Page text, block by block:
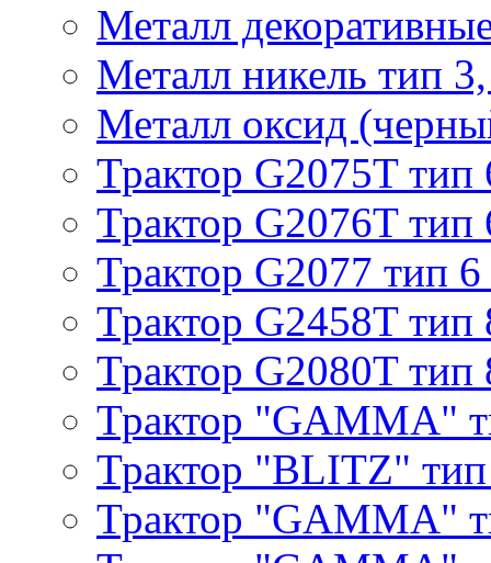
Металл
Металл никель тип
Металл оксид
Трактор G2075T тип
Трактор G2076T тип
Трактор G2077 тип 6
Трактор G2458T тип
Трактор G2080T тип
Трактор "GAMMA"
Трактор "BLITZ"
Трактор "GAMMA"